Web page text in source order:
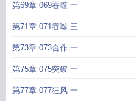
第69章 069吞噬 一
第71章 071吞噬 三
第73章 073合作 一
第75章 075突破 一
第77章 077狂风 一